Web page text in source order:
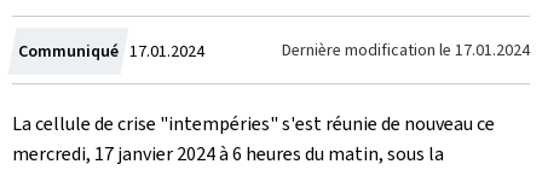
Communiqué Crée
le
17.01.2024 Dernière modification le 17.01.2024
La cellule de crise "intempéries" s'est réunie de nouveau ce
mercredi, 17 janvier 2024 à 6 heures du matin, sous la